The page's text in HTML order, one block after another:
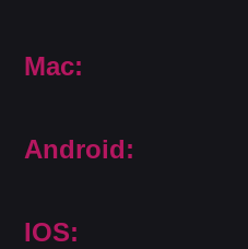
Mac:
Android:
IOS: